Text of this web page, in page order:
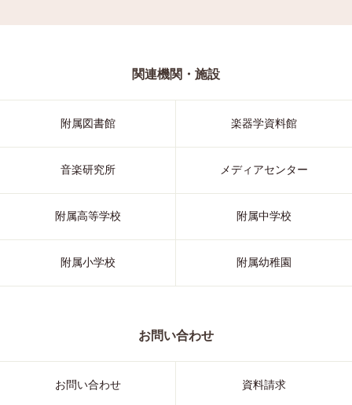
関連機関・施設
附属図書館 楽器学資料館
音楽研究所 メディアセンター
附属高等学校 附属中学校
附属小学校 附属幼稚園
お問い合わせ
お問い合わせ 資料請求